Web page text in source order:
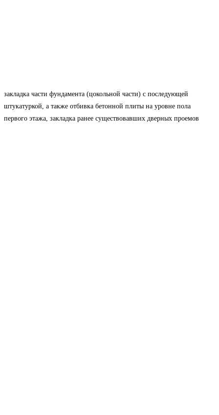
закладка части фундамента (цокольной части) с последующей
штукатуркой, а также отбивка бетонной плиты на уровне пола
первого этажа, закладка ранее существовавших дверных проемов